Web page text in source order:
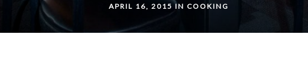
APRIL 16, 2015 IN COOKING